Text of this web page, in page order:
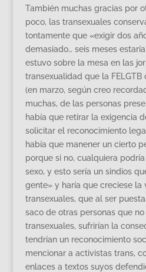
También muchas gracias por
poco, las transexuales
tontamente que «exigir dos
demasiado… seis meses
estuvo sobre la mesa en las
transexualidad que la
(en marzo, según creo
muchas, de las personas
había que retirar la exigencia
solicitar el reconocimiento
había que manener un cierto
porque si no, cualquiera
sexo, y esto sería un sindios
gente» y haría que creciese la
transexuales, que al ser
saco de otras personas que
transexuales, sufrirían la
tendrían un reconocimiento
mencionar a activistas trans,
enlaces a textos suyos